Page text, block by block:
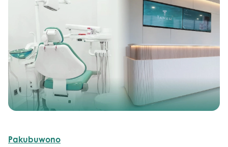
Pakubuwono